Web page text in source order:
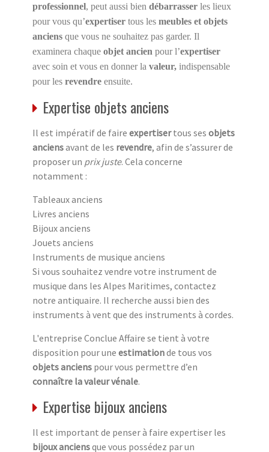
professionnel, peut aussi bien débarrasser les lieux
pour vous qu’expertiser tous les meubles et objets
anciens que vous ne souhaitez pas garder. Il
examinera chaque objet ancien pour l’expertiser
avec soin et vous en donner la valeur, indispensable
pour les revendre ensuite.
Expertise objets anciens
Il est impératif de faire expertisertous ses objets
anciensavant de les revendre, afin de s’assurer de
proposer un prix juste. Cela concerne
notamment :
Tableaux anciens
Livres anciens
Bijoux anciens
Jouets anciens
Instruments de musique anciens
Si vous souhaitez vendre votre instrument de
musique dans les Alpes Maritimes, contactez
notre antiquaire. Il recherche aussi bien des
instruments à vent que des instruments à cordes.
L'entreprise Conclue Affaire se tient à votre
disposition pour une estimationde tous vos
objets anciens pour vous permettre d’en
connaître la valeur vénale.
Expertise bijoux anciens
Il est important de penser à faire expertiser les
bijoux anciensque vous possédez par un